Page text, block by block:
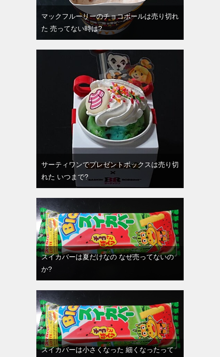
マックフルーリーのチョコボールは売り切れ
た 売ってない時は?
サーティワンでプレゼントボックスは売り切
れた いつまで?
スイカバーは夏だけなの なぜ売ってないの
か?
スイカバーは小さくなった 細くなったって